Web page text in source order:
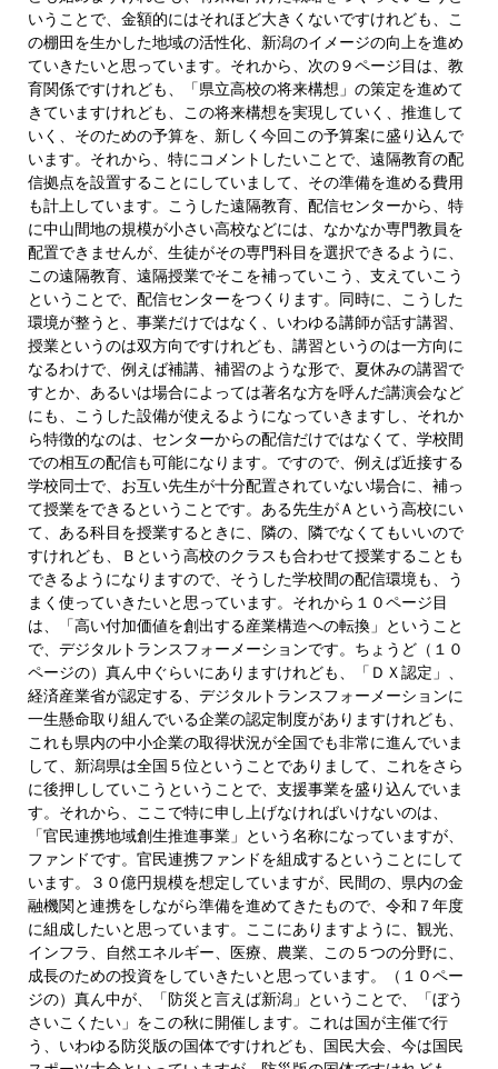
いうことで、金額的にはそれほど大きくないですけれども、こ
の棚田を生かした地域の活性化、新潟のイメージの向上を進め
ていきたいと思っています。それから、次の９ページ目は、教
育関係ですけれども、「県立高校の将来構想」の策定を進めて
きていますけれども、この将来構想を実現していく、推進して
いく、そのための予算を、新しく今回この予算案に盛り込んで
います。それから、特にコメントしたいことで、遠隔教育の配
信拠点を設置することにしていまして、その準備を進める費用
も計上しています。こうした遠隔教育、配信センターから、特
に中山間地の規模が小さい高校などには、なかなか専門教員を
配置できませんが、生徒がその専門科目を選択できるように、
この遠隔教育、遠隔授業でそこを補っていこう、支えていこう
ということで、配信センターをつくります。同時に、こうした
環境が整うと、事業だけではなく、いわゆる講師が話す講習、
授業というのは双方向ですけれども、講習というのは一方向に
なるわけで、例えば補講、補習のような形で、夏休みの講習で
すとか、あるいは場合によっては著名な方を呼んだ講演会など
にも、こうした設備が使えるようになっていきますし、それか
ら特徴的なのは、センターからの配信だけではなくて、学校間
での相互の配信も可能になります。ですので、例えば近接する
学校同士で、お互い先生が十分配置されていない場合に、補っ
て授業をできるということです。ある先生がＡという高校にい
て、ある科目を授業するときに、隣の、隣でなくてもいいので
すけれども、Ｂという高校のクラスも合わせて授業することも
できるようになりますので、そうした学校間の配信環境も、う
まく使っていきたいと思っています。それから１０ページ目
は、「高い付加価値を創出する産業構造への転換」ということ
で、デジタルトランスフォーメーションです。ちょうど（１０
ページの）真ん中ぐらいにありますけれども、「ＤＸ認定」、
経済産業省が認定する、デジタルトランスフォーメーションに
一生懸命取り組んでいる企業の認定制度がありますけれども、
これも県内の中小企業の取得状況が全国でも非常に進んでいま
して、新潟県は全国５位ということでありまして、これをさら
に後押ししていこうということで、支援事業を盛り込んでいま
す。それから、ここで特に申し上げなければいけないのは、
「官民連携地域創生推進事業」という名称になっていますが、
ファンドです。官民連携ファンドを組成するということにして
います。３０億円規模を想定していますが、民間の、県内の金
融機関と連携をしながら準備を進めてきたもので、令和７年度
に組成したいと思っています。ここにありますように、観光、
インフラ、自然エネルギー、医療、農業、この５つの分野に、
成長のための投資をしていきたいと思っています。（１０ペー
ジの）真ん中が、「防災と言えば新潟」ということで、「ぼう
さいこくたい」をこの秋に開催します。これは国が主催で行
う、いわゆる防災版の国体ですけれども、国民大会、今は国民